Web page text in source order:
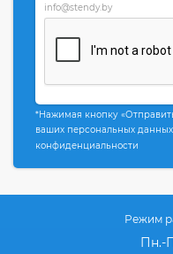
info@stendy.by
*Нажимая кнопку
ваших персональных
конфиденциальности
Режим
Пн.-